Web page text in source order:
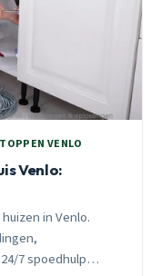
VENLO
Venlo:
in Venlo.
7 spoedhulp